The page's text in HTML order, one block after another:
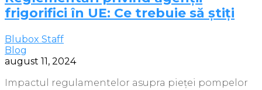
frigorifici în UE: Ce trebuie să știți
Blubox Staff
Blog
august 11, 2024
Impactul regulamentelor asupra pieței pompelor